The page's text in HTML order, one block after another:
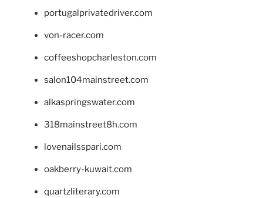
portugalprivatedriver.com
von-racer.com
coffeeshopcharleston.com
salon104mainstreet.com
alkaspringswater.com
318mainstreet8h.com
lovenailsspari.com
oakberry-kuwait.com
quartzliterary.com